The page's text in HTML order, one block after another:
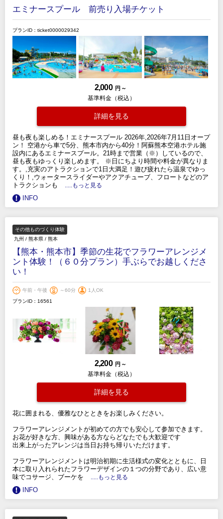
エミナースプール 前売り入場チケット
プランID：ticket0000029342
2,000 円 ～
基準料金（税込）
詳細を見る
昼も夜も楽しめる！エミナースプール 2026年,2026年7月11日オープ
ン！ 空港から車で5分、熊本市内から40分！阿蘇熊本空港ホテル施
設内にあるエミナースプール。21時まで営業（※）しているので、
昼も夜もゆっくり楽しめます。 ※日にちより時間や料金が異なりま
す。,充実のアトラクションで1日大満足！遊び疲れたら温泉でゆっ
くり！,ウォータースライダーやアクアチューブ、フロートなどのア
トラクションも
.....もっと見る
INFO
その他ものづくり体験
九州 / 熊本県 / 熊本
【熊本・熊本市】季節の生花でフラワーアレンジメ
ント体験！（６０分プラン）手ぶらでお越しくださ
い！
午前・午後 ～60分
1人OK
プランID：16561
2,200 円 ～
基準料金（税込）
詳細を見る
花に囲まれる、優雅なひとときをお楽しみください。
フラワーアレンジメントが初めての方でも安心して参加できます。
お花が好きな方、興味がある方ならどなたでも大歓迎です
出来上がったアレンジは当日お持ち帰りいただけます。
フラワーアレンジメントは明治初期に生活様式の変化とともに、日
本に取り入れられたフラワーデザインの１つの分野であり、広い意
味でコサージ、ブーケを
.....もっと見る
INFO